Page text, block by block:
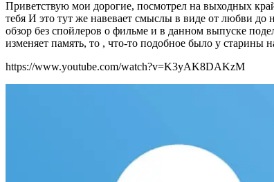
Приветствую мои дорогие, посмотрел на выходных
тебя И это тут же навевает смыслы в виде от любви
обзор без спойлеров о фильме и в данном выпуске
изменяет память, то , что-то подобное было у
https://www.youtube.com/watch?v=K3yAK8DAKzM